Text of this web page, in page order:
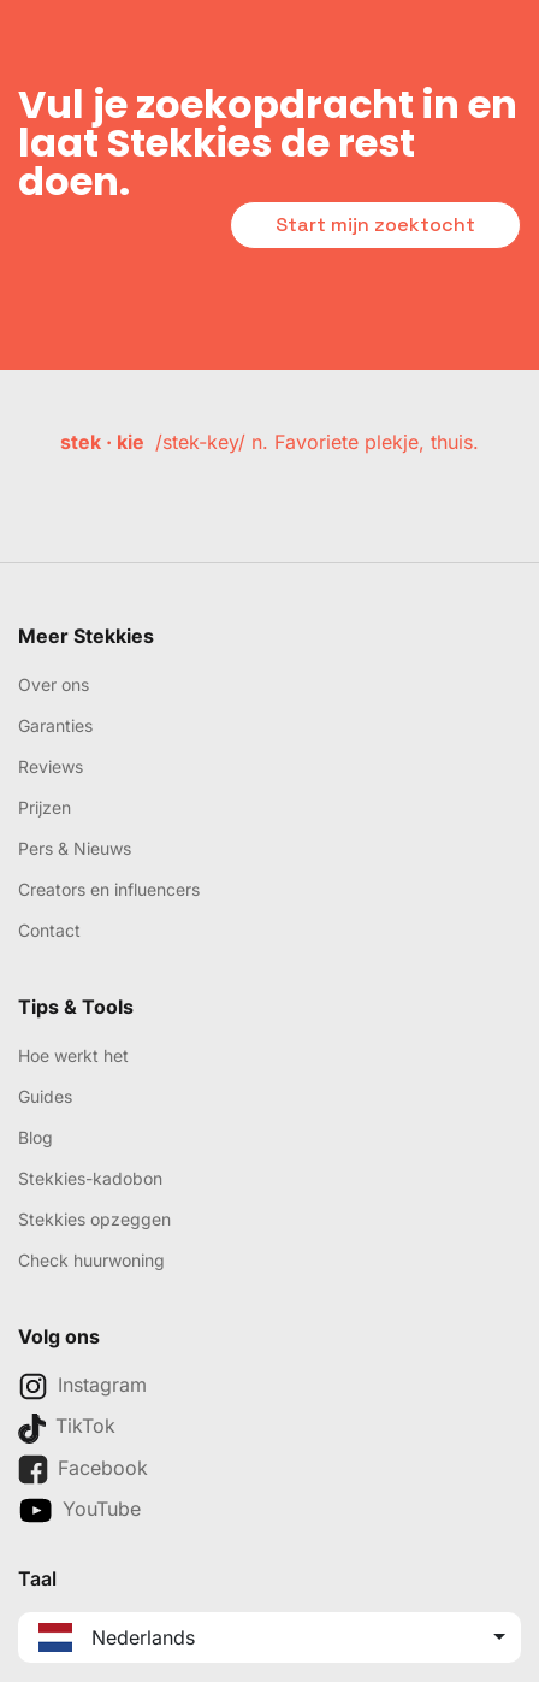
Vul je zoekopdracht in en
laat Stekkies de rest
doen.
Start mijn zoektocht
stek · kie /stek-key/ n. Favoriete plekje, thuis.
Meer Stekkies
Over ons
Garanties
Reviews
Prijzen
Pers & Nieuws
Creators en influencers
Contact
Tips & Tools
Hoe werkt het
Guides
Blog
Stekkies-kadobon
Stekkies opzeggen
Check huurwoning
Volg ons
Instagram
TikTok
Facebook
YouTube
Taal
Nederlands